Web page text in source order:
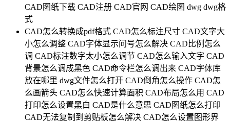
CAD图纸下载 CAD注册 CAD官网 CAD绘图 dwg dwg格
式
CAD怎么转换成pdf格式 CAD怎么标注尺寸 CAD文字大
小怎么调整 CAD字体显示问号怎么解决 CAD比例怎么
调 CAD标注数字太小怎么调节 CAD怎么输入文字 CAD
背景怎么调成黑色 CAD命令栏怎么调出来 CAD字体库
放在哪里 dwg文件怎么打开 CAD倒角怎么操作 CAD怎
么画箭头 CAD怎么快速计算面积 CAD布局怎么用 CAD
打印怎么设置黑白 CAD是什么意思 CAD图纸怎么打印
CAD无法复制到剪贴板怎么解决 CAD怎么设置图形界